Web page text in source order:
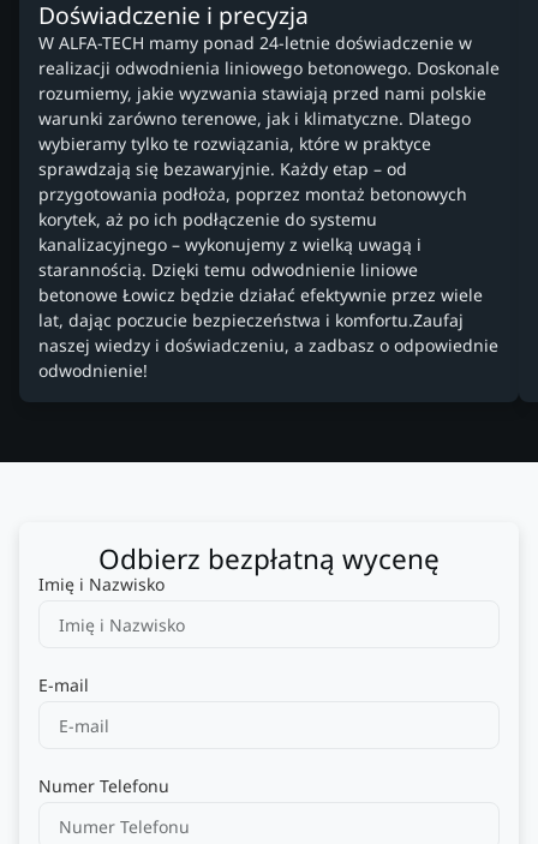
Doświadczenie i precyzja
W ALFA-TECH mamy ponad 24-letnie doświadczenie w
realizacji odwodnienia liniowego betonowego. Doskonale
rozumiemy, jakie wyzwania stawiają przed nami polskie
warunki zarówno terenowe, jak i klimatyczne. Dlatego
wybieramy tylko te rozwiązania, które w praktyce
sprawdzają się bezawaryjnie. Każdy etap – od
przygotowania podłoża, poprzez montaż betonowych
korytek, aż po ich podłączenie do systemu
kanalizacyjnego – wykonujemy z wielką uwagą i
starannością. Dzięki temu odwodnienie liniowe
betonowe Łowicz będzie działać efektywnie przez wiele
lat, dając poczucie bezpieczeństwa i komfortu.Zaufaj
naszej wiedzy i doświadczeniu, a zadbasz o odpowiednie
odwodnienie!
Odbierz bezpłatną wycenę
Imię i Nazwisko
E-mail
Numer Telefonu